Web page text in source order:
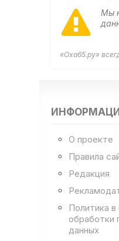
Мы
«Оха65.ру»
О проекте
Правила
Редакция
Политика
обработки
данных